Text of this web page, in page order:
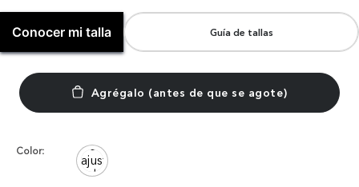
Conocer mi talla Guía de tallas
Color: